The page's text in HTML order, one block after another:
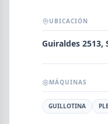
NOMBRE
SEGMENTO
UBICACIÓN
Guiraldes 2513,
MÁQUINAS
GUILLOTINA